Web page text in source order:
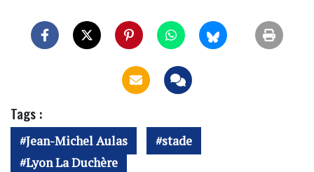
Tags :
Jean-Michel Aulas
stade
Lyon La Duchère